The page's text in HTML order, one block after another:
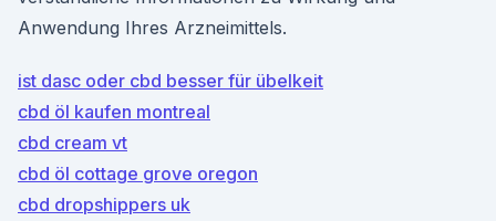
Anwendung Ihres Arzneimittels.
ist dasc oder cbd besser für übelkeit
cbd öl kaufen montreal
cbd cream vt
cbd öl cottage grove oregon
cbd dropshippers uk